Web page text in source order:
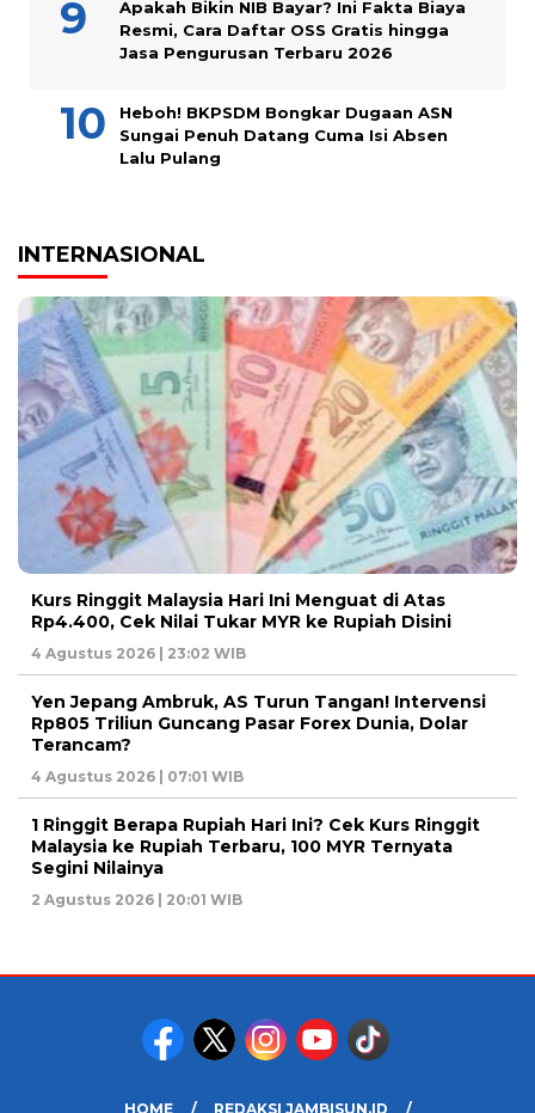
Apakah Bikin NIB Bayar? Ini Fakta Biaya
Resmi, Cara Daftar OSS Gratis hingga
Jasa Pengurusan Terbaru 2026
Heboh! BKPSDM Bongkar Dugaan ASN
Sungai Penuh Datang Cuma Isi Absen
Lalu Pulang
INTERNASIONAL
Kurs Ringgit Malaysia Hari Ini Menguat di Atas
Rp4.400, Cek Nilai Tukar MYR ke Rupiah Disini
4 Agustus 2026 | 23:02 WIB
Yen Jepang Ambruk, AS Turun Tangan! Intervensi
Rp805 Triliun Guncang Pasar Forex Dunia, Dolar
Terancam?
4 Agustus 2026 | 07:01 WIB
1 Ringgit Berapa Rupiah Hari Ini? Cek Kurs Ringgit
Malaysia ke Rupiah Terbaru, 100 MYR Ternyata
Segini Nilainya
2 Agustus 2026 | 20:01 WIB
HOME REDAKSI JAMBISUN.ID